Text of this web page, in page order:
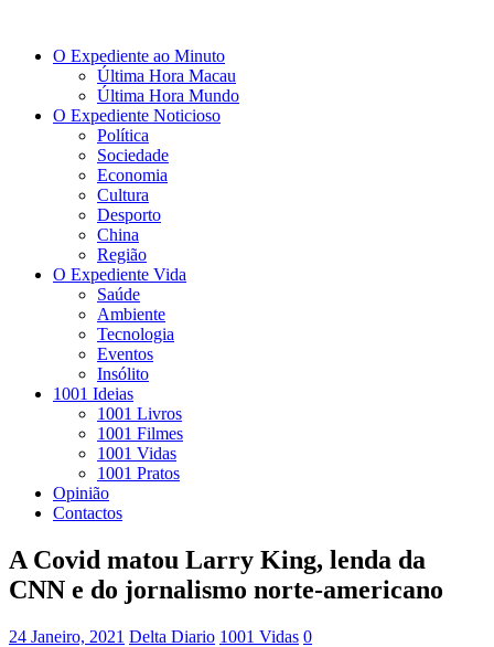
O Expediente ao Minuto
Última Hora Macau
Última Hora Mundo
O Expediente Noticioso
Política
Sociedade
Economia
Cultura
Desporto
China
Região
O Expediente Vida
Saúde
Ambiente
Tecnologia
Eventos
Insólito
1001 Ideias
1001 Livros
1001 Filmes
1001 Vidas
1001 Pratos
Opinião
Contactos
A Covid matou Larry King, lenda da
CNN e do jornalismo norte-americano
24 Janeiro, 2021 Delta Diario 1001 Vidas 0